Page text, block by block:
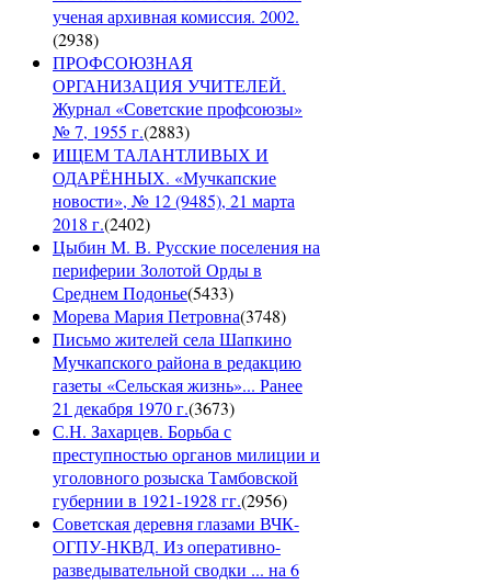
ученая архивная комиссия. 2002.
(2938)
ПРОФСОЮЗНАЯ
ОРГАНИЗАЦИЯ УЧИТЕЛЕЙ.
Журнал «Советские профсоюзы»
№ 7, 1955 г.(2883)
ИЩЕМ ТАЛАНТЛИВЫХ И
ОДАРЁННЫХ. «Мучкапские
новости», № 12 (9485), 21 марта
2018 г.(2402)
Цыбин М. В. Русские поселения на
периферии Золотой Орды в
Среднем Подонье(5433)
Морева Мария Петровна(3748)
Письмо жителей села Шапкино
Мучкапского района в редакцию
газеты «Сельская жизнь»... Ранее
21 декабря 1970 г.(3673)
С.Н. Захарцев. Борьба с
преступностью органов милиции и
уголовного розыска Тамбовской
губернии в 1921-1928 гг.(2956)
Советская деревня глазами ВЧК-
ОГПУ-НКВД. Из оперативно-
разведывательной сводки ... на 6